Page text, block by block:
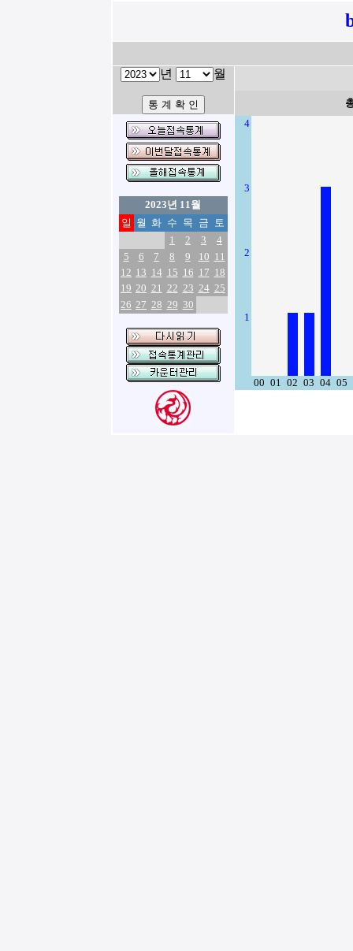
년 월
2023년 11월
일 월 화 수 목 금 토
1
2 3
4
5
6 7 8 9 10 11
12 13 14 15 16 17 18
19 20 21 22 23 24 25
26 27 28 29 30
4
3
2
1
00 01 02 03 04 05